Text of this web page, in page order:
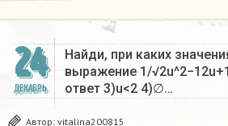
24
ДЕКАБРЬ
Найди, при каких
выражение 1/
ответ 3)u<2 4)∅…
Автор: vitalina200815